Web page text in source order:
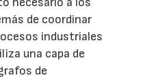
de coordinar
industriales
una capa de
de